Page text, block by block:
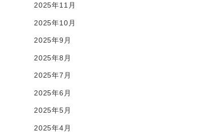
2025年11月
2025年10月
2025年9月
2025年8月
2025年7月
2025年6月
2025年5月
2025年4月